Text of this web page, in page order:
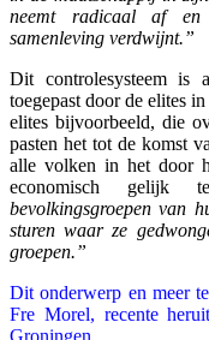
neemt radicaal af en
samenleving verdwijnt.”
Dit controlesysteem is
toegepast door de elites
elites bijvoorbeeld, die
pasten het tot de komst
alle volken in het door
economisch gelijk
bevolkingsgroepen van
sturen waar ze
groepen.”
Dit onderwerp en meer
Fre Morel, recente
Groningen.